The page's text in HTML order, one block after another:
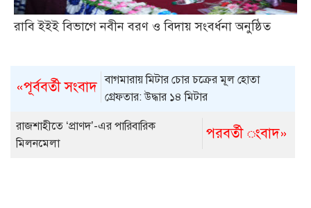
রাবি ইইই বিভাগে নবীন বরণ ও বিদায় সংবর্ধনা অনুষ্ঠিত
«পূর্ববর্তী সংবাদ বাগমারায় মিটার চোর চক্রের মূল হোতা
গ্রেফতার: উদ্ধার ১৪ মিটার
পরবর্তী ংবাদ»
রাজশাহীতে ‘প্রাণদ’-এর পারিবারিক
মিলনমেলা